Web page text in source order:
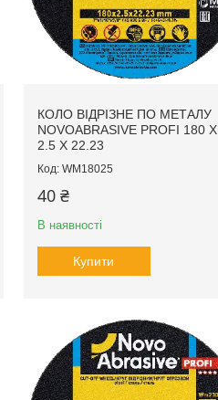
КОЛО ВІДРІЗНЕ ПО МЕТАЛУ
NOVOABRASIVE PROFI 180 X
2.5 X 22.23
WM18025
40 ₴
В наявності
Купити